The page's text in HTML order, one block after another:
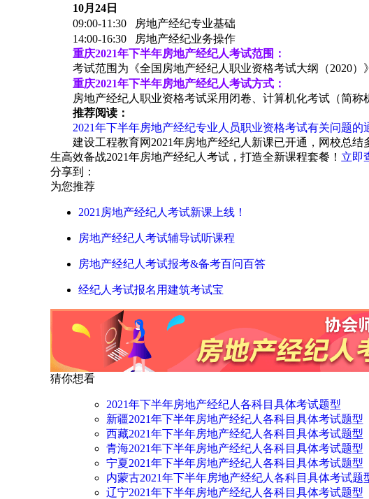
10月24日
09:00-11:30
房地产经纪专业基础
14:00-16:30
房地产经纪业务操作
重庆2021年下半年房地产经纪人考试范围：
考试范围为《全国房地产经纪人职业资格考试大纲（2020）
重庆2021年下半年房地产经纪人考试方式：
房地产经纪人职业资格考试采用闭卷、计算机化考试（简
推荐阅读：
2021年下半年房地产经纪专业人员职业资格考试有关问题的
建设工程教育网2021年房地产经纪人新课已开通，网校总
生高效备战2021年房地产经纪人考试，打造全新课程套餐！ 立即
分享到：
为您推荐
2021房地产经纪人考试新课上线！
房地产经纪人考试辅导试听课程
房地产经纪人考试报考&备考百问百答
经纪人考试报名用建筑考试宝
猜你想看
2021年下半年房地产经纪人各科目具体考试题型
新疆2021年下半年房地产经纪人各科目具体考试题型
西藏2021年下半年房地产经纪人各科目具体考试题型
青海2021年下半年房地产经纪人各科目具体考试题型
宁夏2021年下半年房地产经纪人各科目具体考试题型
内蒙古2021年下半年房地产经纪人各科目具体考试题
辽宁2021年下半年房地产经纪人各科目具体考试题型